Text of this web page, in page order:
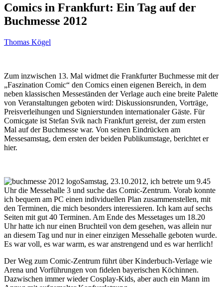
Comics in Frankfurt: Ein Tag auf der
Buchmesse 2012
Thomas Kögel
Zum inzwischen 13. Mal widmet die Frankfurter Buchmesse mit der
„Faszination Comic“ den Comics einen eigenen Bereich, in dem
neben klassischen Messeständen der Verlage auch eine breite Palette
von Veranstaltungen geboten wird: Diskussionsrunden, Vorträge,
Preisverleihungen und Signierstunden internationaler Gäste. Für
Comicgate ist Stefan Svik nach Frankfurt gereist, der zum ersten
Mal auf der Buchmesse war. Von seinen Eindrücken am
Messesamstag, dem ersten der beiden Publikumstage, berichtet er
hier.
Samstag, 23.10.2012, ich betrete um 9.45
Uhr die Messehalle 3 und suche das Comic-Zentrum. Vorab konnte
ich bequem am PC einen individuellen Plan zusammenstellen, mit
den Terminen, die mich besonders interessieren. Ich kam auf sechs
Seiten mit gut 40 Terminen. Am Ende des Messetages um 18.20
Uhr hatte ich nur einen Bruchteil von dem gesehen, was allein nur
an diesem Tag und nur in einer einzigen Messehalle geboten wurde.
Es war voll, es war warm, es war anstrengend und es war herrlich!
Der Weg zum Comic-Zentrum führt über Kinderbuch-Verlage wie
Arena und Vorführungen von fidelen bayerischen Köchinnen.
Dazwischen immer wieder Cosplay-Kids, aber auch ein Mann im